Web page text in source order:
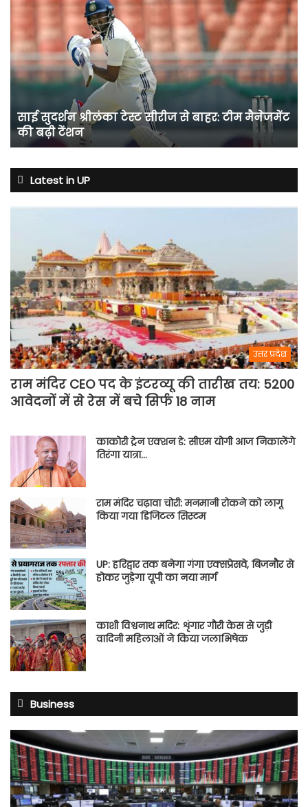
श्रीलंका
सीरीज
से
मैनेजमेंट
की
बढ़ी
साई सुदर्शन श्रीलंका टेस्ट सीरीज से बाहर: टीम मैनेजमेंट
की बढ़ी टेंशन
Latest in UP
उत्तर प्रदेश
राम मंदिर CEO पद के इंटरव्यू की तारीख तय: 5200
आवेदनों में से रेस में बचे सिर्फ 18 नाम
काकोरी ट्रेन एक्शन डे: सीएम योगी आज निकालेंगे
तिरंगा यात्रा…
राम मंदिर चढ़ावा चोरी: मनमानी रोकने को लागू
किया गया डिजिटल सिस्टम
UP: हरिद्वार तक बनेगा गंगा एक्सप्रेसवे, बिजनौर से
होकर जुड़ेगा यूपी का नया मार्ग
काशी विश्वनाथ मदिर: शृंगार गौरी केस से जुड़ी
वादिनी महिलाओं ने किया जलाभिषेक
Business